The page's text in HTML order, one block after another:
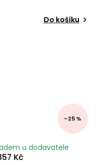
Do košíku
–25 %
u dodavatele
Kč